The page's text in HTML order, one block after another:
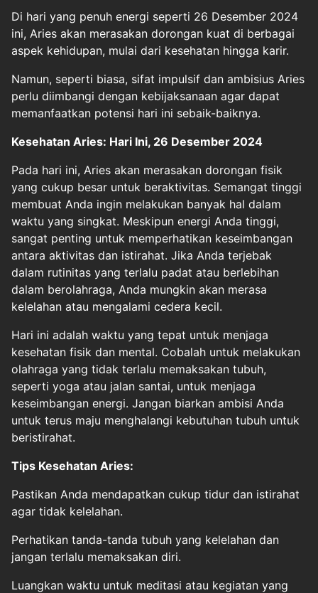
Di hari yang penuh energi seperti 26 Desember 2024
ini, Aries akan merasakan dorongan kuat di berbagai
aspek kehidupan, mulai dari kesehatan hingga karir.
Namun, seperti biasa, sifat impulsif dan ambisius Aries
perlu diimbangi dengan kebijaksanaan agar dapat
memanfaatkan potensi hari ini sebaik-baiknya.
Kesehatan Aries: Hari Ini, 26 Desember 2024
Pada hari ini, Aries akan merasakan dorongan fisik
yang cukup besar untuk beraktivitas. Semangat tinggi
membuat Anda ingin melakukan banyak hal dalam
waktu yang singkat. Meskipun energi Anda tinggi,
sangat penting untuk memperhatikan keseimbangan
antara aktivitas dan istirahat. Jika Anda terjebak
dalam rutinitas yang terlalu padat atau berlebihan
dalam berolahraga, Anda mungkin akan merasa
kelelahan atau mengalami cedera kecil.
Hari ini adalah waktu yang tepat untuk menjaga
kesehatan fisik dan mental. Cobalah untuk melakukan
olahraga yang tidak terlalu memaksakan tubuh,
seperti yoga atau jalan santai, untuk menjaga
keseimbangan energi. Jangan biarkan ambisi Anda
untuk terus maju menghalangi kebutuhan tubuh untuk
beristirahat.
Tips Kesehatan Aries:
Pastikan Anda mendapatkan cukup tidur dan istirahat
agar tidak kelelahan.
Perhatikan tanda-tanda tubuh yang kelelahan dan
jangan terlalu memaksakan diri.
Luangkan waktu untuk meditasi atau kegiatan yang